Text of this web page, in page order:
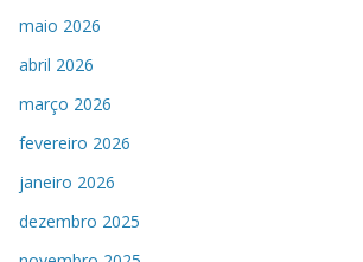
maio 2026
abril 2026
março 2026
fevereiro 2026
janeiro 2026
dezembro 2025